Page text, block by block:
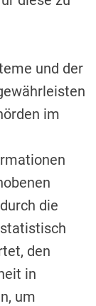
und der
im
die
den
in
um